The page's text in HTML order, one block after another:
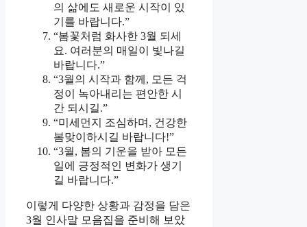
의 삶에도 새로운 시작이 있
기를 바랍니다.”
“봄꽃처럼 화사한 3월 되세
요. 여러분의 매일이 빛나길
바랍니다.”
“3월의 시작과 함께, 모든 걱
정이 녹아내리는 편안한 시
간 되시길.”
“미세먼지 조심하며, 건강한
봄맞이하시길 바랍니다!”
“3월, 봄의 기운을 받아 모든
일에 긍정적인 변화가 생기
길 바랍니다.”
이렇게 다양한 상황과 감정을 담은
3월 인사말 모음집을 준비해 보았